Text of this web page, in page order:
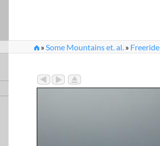
»Some Mountains et. al. » Freeride